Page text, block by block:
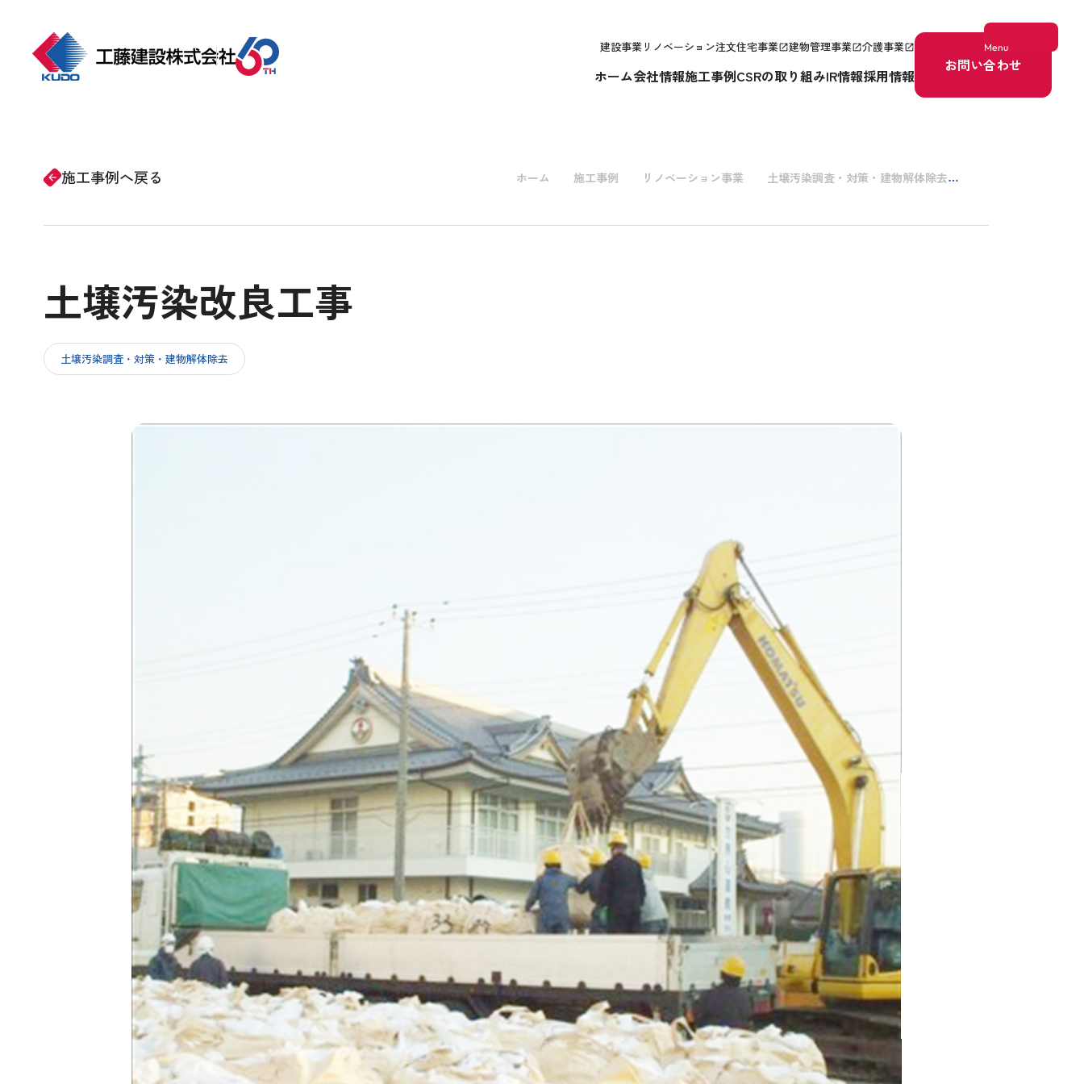
Menu
施工事例
CSRの取り組み
建設事業 リノベーション注文住宅事業open_in_new建物管理事業open_in_new介護事業open_in_new
ホーム会社情報施工事例CSRの取り組みIR情報採用情報
お問い合わせ
arrow_forward 施工事例へ戻る ホーム 施工事例 リノベーション事業 土壌汚染調査・対策・建物解体除去
土壌汚染改良工事
土壌汚染調査・対策・建物解体除去